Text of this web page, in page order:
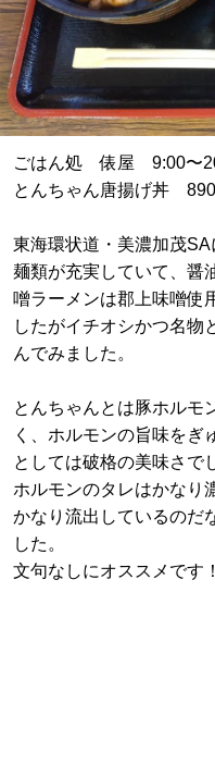
ごはん処 俵屋 9:00〜
とんちゃん唐揚げ丼
東海環状道・美濃加茂SA
麺類が充実していて、醤
噌󠄀ラーメンは郡上味噌󠄀使
したがイチオシかつ名物
んでみました。
とんちゃんとは豚ホルモ
く、ホルモンの旨味をぎ
としては破格の美味さで
ホルモンのタレはかなり
かなり流出しているのだ
した。
文句なしにオススメです！